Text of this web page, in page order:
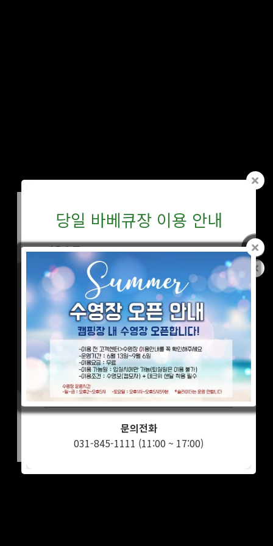
당일 바베큐장 이용 안내
이용요금
1인 10,000원 (24개월 이상)
숯불(별도): 20,000원 (석쇠, 장갑, 숯불 1회 제
공)
운영시간
오전 11:00 ~ 오후 5:50
운영방식
토요일은 상시 운영이 아닌 유동적으로 운영됩
니다.
(상황에 따라 평일도 유동적 운영)
문의전화
031-845-1111 (11:00 ~ 17:00)